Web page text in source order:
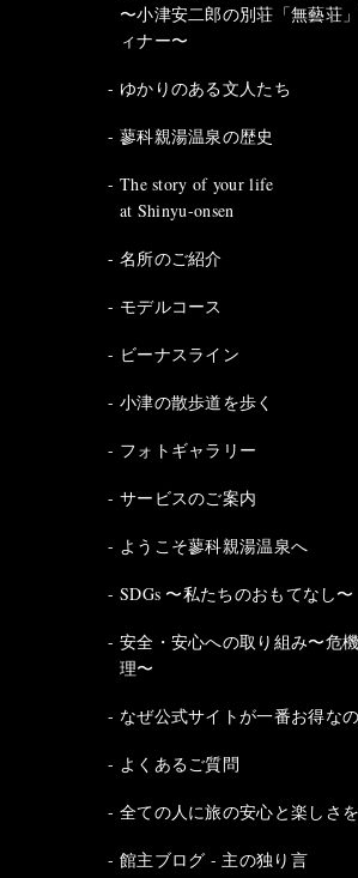
〜小津安二郎の別荘「無藝荘
ィナー〜
ゆかりのある文人たち
蓼科親湯温泉の歴史
The story of your life
at Shinyu-onsen
名所のご紹介
モデルコース
ビーナスライン
小津の散歩道を歩く
フォトギャラリー
サービスのご案内
ようこそ蓼科親湯温泉へ
SDGs 〜私たちのおもてなし〜
安全・安心への取り組み〜危
理〜
なぜ公式サイトが一番お得な
よくあるご質問
全ての人に旅の安心と楽しさを
館主ブログ - 主の独り言